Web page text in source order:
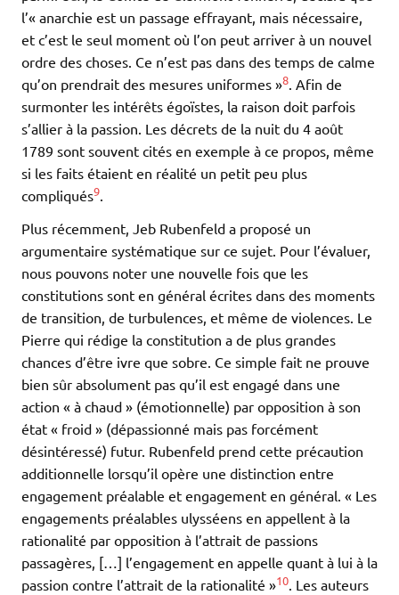
l’« anarchie est un passage effrayant, mais nécessaire,
et c’est le seul moment où l’on peut arriver à un nouvel
ordre des choses. Ce n’est pas dans des temps de calme
qu’on prendrait des mesures uniformes »8. Afin de
surmonter les intérêts égoïstes, la raison doit parfois
s’allier à la passion. Les décrets de la nuit du 4 août
1789 sont souvent cités en exemple à ce propos, même
si les faits étaient en réalité un petit peu plus
compliqués9.
Plus récemment, Jeb Rubenfeld a proposé un
argumentaire systématique sur ce sujet. Pour l’évaluer,
nous pouvons noter une nouvelle fois que les
constitutions sont en général écrites dans des moments
de transition, de turbulences, et même de violences. Le
Pierre qui rédige la constitution a de plus grandes
chances d’être ivre que sobre. Ce simple fait ne prouve
bien sûr absolument pas qu’il est engagé dans une
action « à chaud » (émotionnelle) par opposition à son
état « froid » (dépassionné mais pas forcément
désintéressé) futur. Rubenfeld prend cette précaution
additionnelle lorsqu’il opère une distinction entre
engagement préalable et engagement en général. « Les
engagements préalables ulysséens en appellent à la
rationalité par opposition à l’attrait de passions
passagères, […] l’engagement en appelle quant à lui à la
passion contre l’attrait de la rationalité »10. Les auteurs